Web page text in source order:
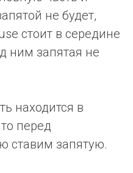
не будет,
стоит в середине
ним запятая не
находится в
перед
ставим запятую.